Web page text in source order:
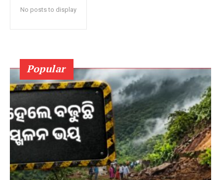
No posts to display
Popular